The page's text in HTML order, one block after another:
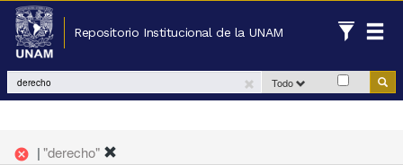
Repositorio Institucional de la UNAM
Todo
cancel |"derecho"